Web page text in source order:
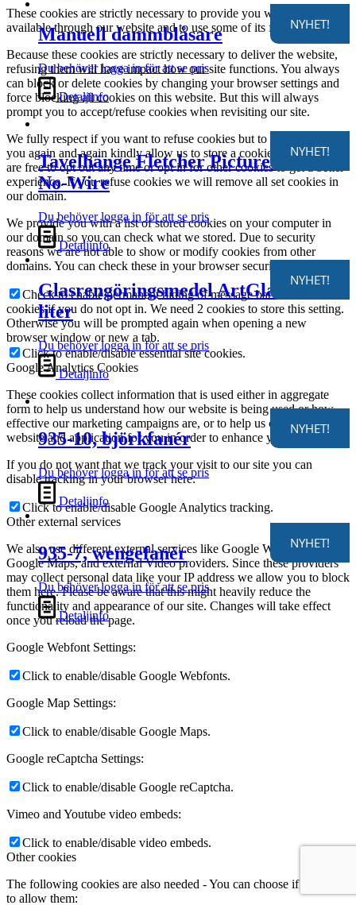
NYHET!
Manuell dammblåsare
Du behöver logga in för att se pris
Detaljinfo
NYHET!
Tavelhänge Fletcher Picture Perfect
No-Wire
Du behöver logga in för att se pris
Detaljinfo
NYHET!
Glasrengöringsmedel ArtGlass, 0,1
liter
Du behöver logga in för att se pris
Detaljinfo
NYHET!
935-10, björkfanér
Du behöver logga in för att se pris
Detaljinfo
NYHET!
935-7, wengefanér
Du behöver logga in för att se pris
Detaljinfo
These cookies are strictly necessary to provide you with services
available through our website and to use some of its features.
Because these cookies are strictly necessary to deliver the website,
refusing them will have impact how our site functions. You always
can block or delete cookies by changing your browser settings and
force blocking all cookies on this website. But this will always
prompt you to accept/refuse cookies when revisiting our site.
We fully respect if you want to refuse cookies but to avoid asking
you again and again kindly allow us to store a cookie for that. You
are free to opt out any time or opt in for other cookies to get a better
experience. If you refuse cookies we will remove all set cookies in
our domain.
We provide you with a list of stored cookies on your computer in
our domain so you can check what we stored. Due to security
reasons we are not able to show or modify cookies from other
domains. You can check these in your browser security settings.
Check to enable permanent hiding of message bar and refuse all
cookies if you do not opt in. We need 2 cookies to store this setting.
Otherwise you will be prompted again when opening a new
browser window or new a tab.
Click to enable/disable essential site cookies.
Google Analytics Cookies
These cookies collect information that is used either in aggregate
form to help us understand how our website is being used or how
effective our marketing campaigns are, or to help us customize our
website and application for you in order to enhance your experience.
If you do not want that we track your visit to our site you can
disable tracking in your browser here:
Click to enable/disable Google Analytics tracking.
Other external services
We also use different external services like Google Webfonts,
Google Maps, and external Video providers. Since these providers
may collect personal data like your IP address we allow you to block
them here. Please be aware that this might heavily reduce the
functionality and appearance of our site. Changes will take effect
once you reload the page.
Google Webfont Settings:
Click to enable/disable Google Webfonts.
Google Map Settings:
Click to enable/disable Google Maps.
Google reCaptcha Settings:
Click to enable/disable Google reCaptcha.
Vimeo and Youtube video embeds:
Click to enable/disable video embeds.
Other cookies
The following cookies are also needed - You can choose if you want
to allow them: